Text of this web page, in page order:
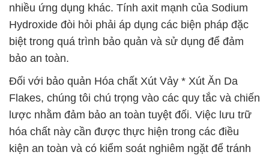
nhiều ứng dụng khác. Tính axit mạnh của Sodium
Hydroxide đòi hỏi phải áp dụng các biện pháp đặc
biệt trong quá trình bảo quản và sử dụng để đảm
bảo an toàn.
Đối với bảo quản Hóa chất Xút Vảy * Xút Ăn Da
Flakes, chúng tôi chú trọng vào các quy tắc và chiến
lược nhằm đảm bảo an toàn tuyệt đối. Việc lưu trữ
hóa chất này cần được thực hiện trong các điều
kiện an toàn và có kiểm soát nghiêm ngặt để tránh